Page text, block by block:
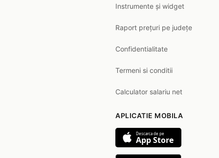
Instrumente și widget
Raport prețuri pe județe
Confidentialitate
Termeni si conditii
Calculator salariu net
APLICATIE MOBILA
Descarca de pe
App Store